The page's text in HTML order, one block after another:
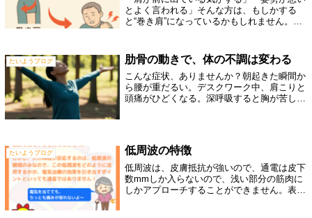
とよく言われる」そんな方は、もしかする
と“巻き肩”になっているかもしれません。実
リスクも高めてしまうのです。本記事で
は、...
たいようブログ 肋骨の動きで、体の不調は変わる
こんな症状、ありませんか？朝起きた瞬間か
ら腰が重だるい。デスクワーク中、肩こりと
頭痛がひどくなる。深呼吸すると胸が苦し
ん...
たいようブログ 低周波の特徴
低周波は、皮膚抵抗が強いので、通電は皮下
数mmしか入らないので、浅い部分の筋肉に
しかアプローチすることができません。表面